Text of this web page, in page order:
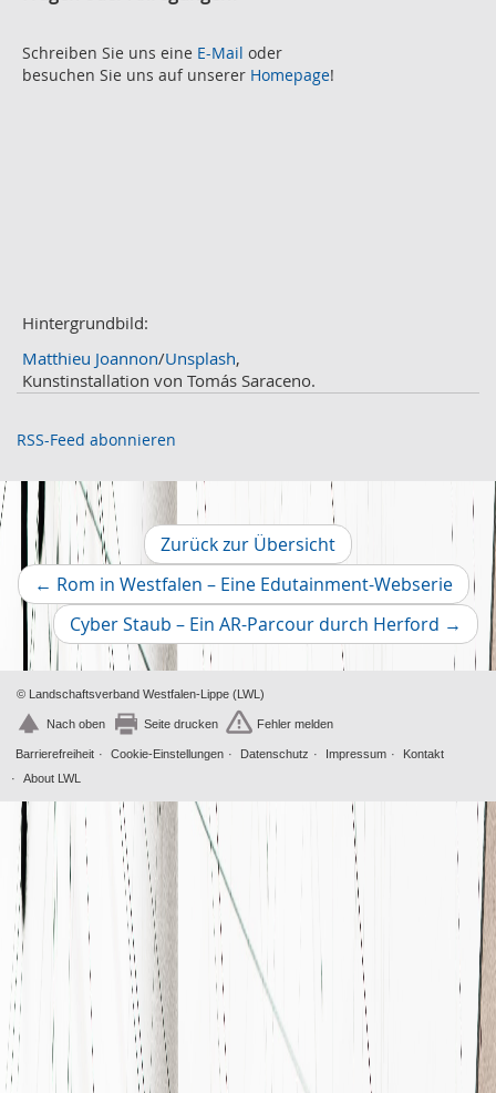
August 2
Juli 2
November 2
Oktober
September 2
August
Mai
April 2
März
Februar 2
Januar 1
2019
Dezember 2
November 2
Oktober 4
Schreiben Sie uns eine E-Mail oder
besuchen Sie uns auf unserer Homepage!
Hintergrundbild:
Matthieu Joannon/Unsplash,
Kunstinstallation von Tomás Saraceno.
RSS-Feed abonnieren
← Rom in Westfalen – Eine Edutainment-Webserie
Zurück zur Übersicht
Cyber Staub – Ein AR-Parcour durch Herford
Artikel
→
© Landschaftsverband Westfalen-Lippe (LWL)
Nach oben Seite drucken Fehler melden
Barrierefreiheit Cookie-Einstellungen Datenschutz Impressum
Kontakt
About LWL